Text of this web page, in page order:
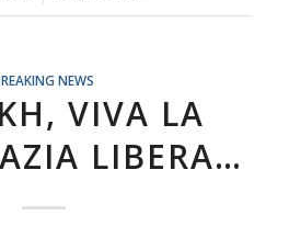
NEWS
VIVA LA
LIBERA…